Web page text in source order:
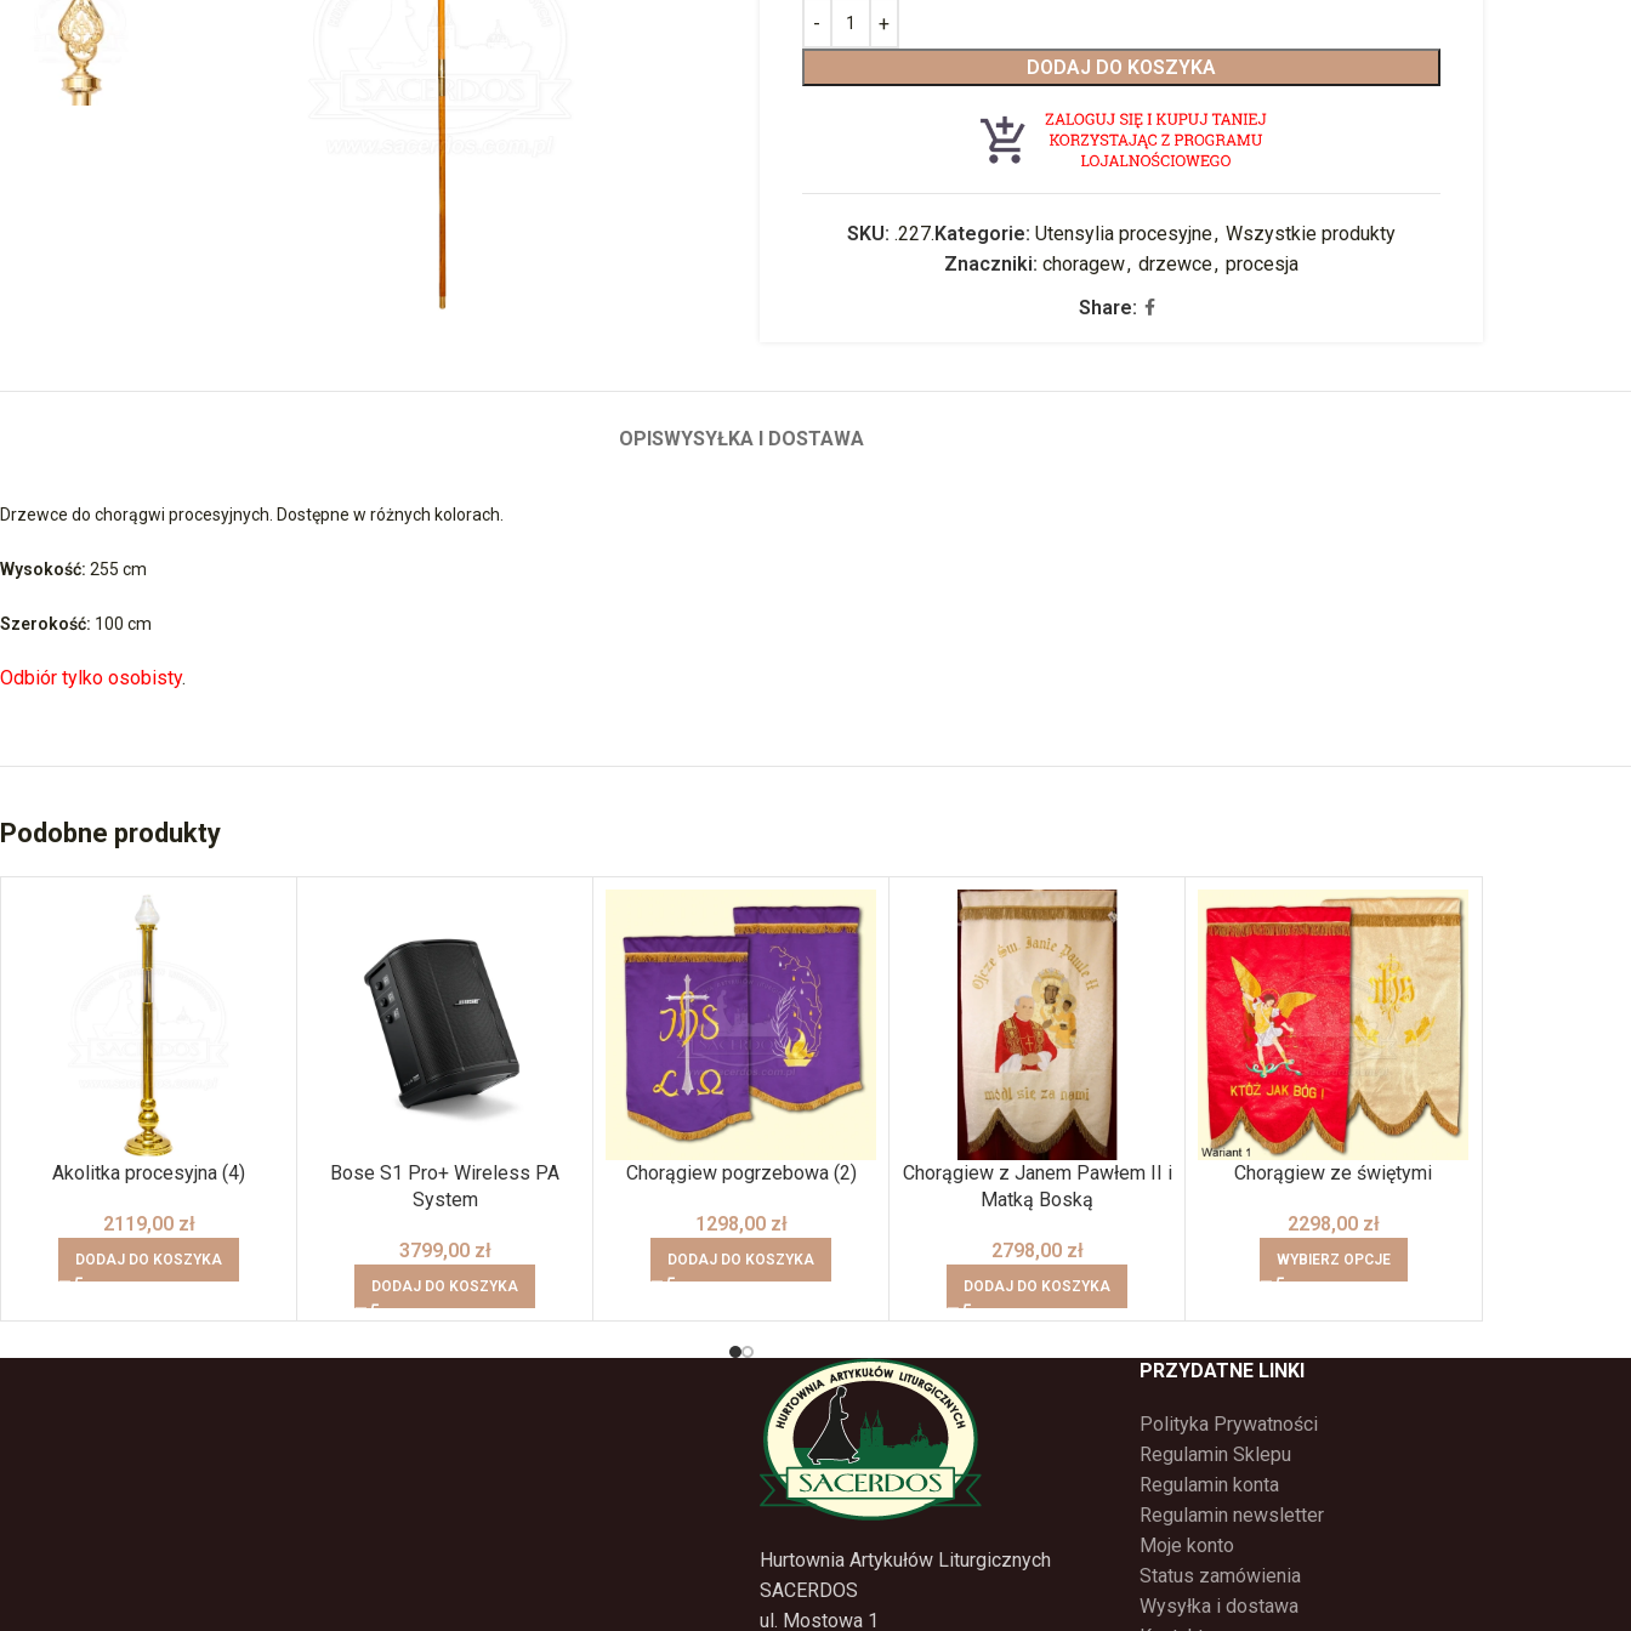
DODAJ DO KOSZYKA
SKU: .227.Kategorie: Utensylia procesyjne, Wszystkie produkty
Znaczniki: choragew, drzewce, procesja
Share:
OPISWYSYŁKA I DOSTAWA
Drzewce do chorągwi procesyjnych. Dostępne w różnych kolorach.
Wysokość: 255 cm
Szerokość: 100 cm
Odbiór tylko osobisty.
Podobne produkty
Akolitka procesyjna (4)
2119,00 zł
DODAJ DO KOSZYKA
Bose S1 Pro+ Wireless PA
System
3799,00 zł
DODAJ DO KOSZYKA
Chorągiew pogrzebowa (2)
1298,00 zł
DODAJ DO KOSZYKA
Chorągiew z Janem Pawłem II i
Matką Boską
2798,00 zł
DODAJ DO KOSZYKA
Chorągiew ze świętymi
2298,00 zł
WYBIERZ OPCJE
Hurtownia Artykułów Liturgicznych
SACERDOS
ul. Mostowa 1
PRZYDATNE LINKI
Polityka Prywatności
Regulamin Sklepu
Regulamin konta
Regulamin newsletter
Moje konto
Status zamówienia
Wysyłka i dostawa